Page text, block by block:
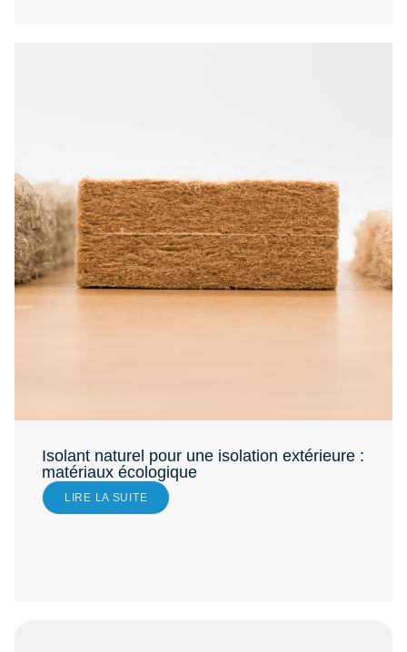
Isolant naturel pour une isolation extérieure :
matériaux écologique
LIRE LA SUITE